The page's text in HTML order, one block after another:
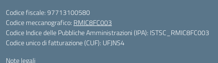
Codice fiscale: 97713100580
Codice meccanografico: RMIC8FC003
Codice Indice delle Pubbliche Amministrazioni (IPA): ISTSC_RMIC8FC003
Codice unico di fatturazione (CUF): UFJNS4
Note legali